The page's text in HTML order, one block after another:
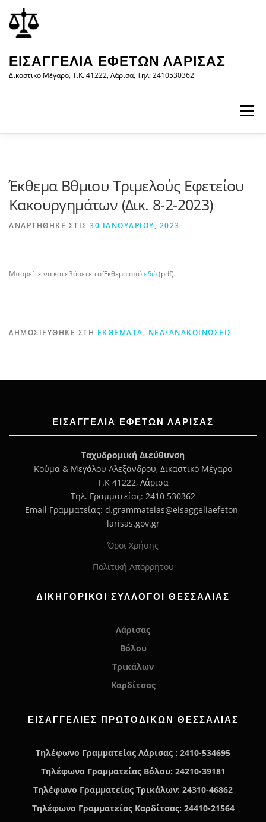
περιεχόμενο
στο
περιεχόμενο
ΕΙΣΑΓΓΕΛΊΑ ΕΦΕΤΏΝ ΛΆΡΙΣΑΣ
Δικαστικό Μέγαρο, Τ.Κ. 41222, Λάρισα, Τηλ: 2410530362
Μενού
ΝΈΑ/ΑΝΑΚΟΙΝΏΣΕΙΣ ΈΝΤΥΠΑ
Έκθεμα Βθμιου Τριμελούς Εφετείου
Κακουργημάτων (Δικ. 8-2-2023)
ΑΝΑΡΤΉΘΗΚΕ ΣΤΙΣ 30 ΙΑΝΟΥΑΡΊΟΥ, 2023
Μπορείτε να κατεβάσετε το Έκθεμα απόεδώ(pdf)
ΔΗΜΟΣΙΕΎΘΗΚΕ ΣΤΗ ΕΚΘΈΜΑΤΑ, ΝΈΑ/ΑΝΑΚΟΙΝΏΣΕΙΣ
ΕΙΣΑΓΓΕΛΊΑ ΕΦΕΤΏΝ ΛΆΡΙΣΑΣ
Ταχυδρομική Διεύθυνση
Κούμα & Μεγάλου Αλεξάνδρου, Δικαστικό Μέγαρο
Τ.Κ 41222, Λάρισα
Τηλ. Γραμματείας: 2410 530362
Email Γραμματείας: d.grammateias@eisaggeliaefeton-
larisas.gov.gr
Όροι Χρήσης
Πολιτική Απορρήτου
ΔΙΚΗΓΟΡΙΚΟΙ ΣΥΛΛΟΓΟΙ ΘΕΣΣΑΛΙΑΣ
Λάρισας
Βόλου
Τρικάλων
Καρδίτσας
ΕΙΣΑΓΓΕΛΊΕΣ ΠΡΩΤΟΔΙΚΏΝ ΘΕΣΣΑΛΙΑΣ
Τηλέφωνο Γραμματείας Λάρισας : 2410-534695
Τηλέφωνο Γραμματείας Βόλου: 24210-39181
Τηλέφωνο Γραμματείας Τρικάλων: 24310-46862
Τηλέφωνο Γραμματείας Καρδίτσας: 24410-21564